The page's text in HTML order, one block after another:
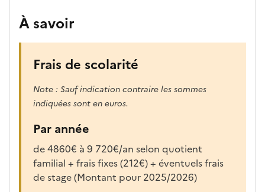
À savoir
Frais de scolarité
Note : Sauf indication contraire les sommes
indiquées sont en euros.
Par année
de 4860€ à 9 720€/an selon quotient
familial + frais fixes (212€) + éventuels frais
de stage (Montant pour 2025/2026)